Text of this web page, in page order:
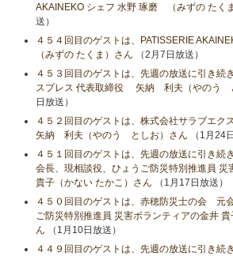
AKAINEKO シェフ 水野 琢磨 （みずの たく
送）
４５４回目のゲストは、PATISSERIE
（みずの たくま）さん （2月7日放送）
４５３回目のゲストは、先週の放送に引き続
スプレス 代表取締役 矢納 利夫（やのう
日放送）
４５２回目のゲストは、株式会社サラブエ
矢納 利夫（やのう としお）さん （1月24
４５１回目のゲストは、先週の放送に引き
会長、現相談役、ひょうご防災特別推進員 災
貴子（かない たかこ）さん （1月17日放送）
４５０回目のゲストは、赤穂防災士の会 元
ご防災特別推進員 災害ボランティアの金井
ん （1月10日放送）
４４９回目のゲストは、先週の放送に引き